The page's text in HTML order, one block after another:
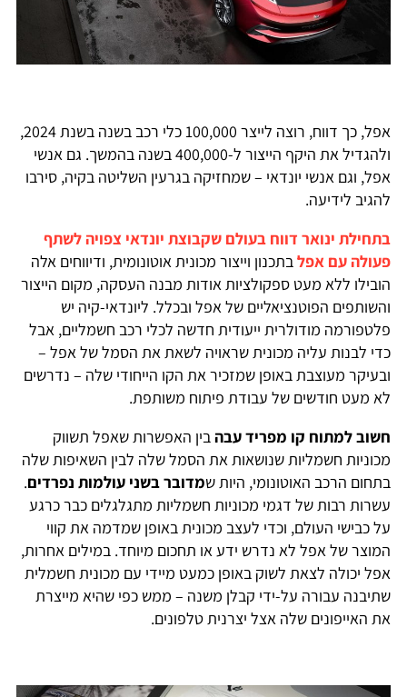
אפל, כך דווח, רוצה לייצר 100,000 כלי רכב בשנה בשנת 2024,
ולהגדיל את היקף הייצור ל-400,000 בשנה בהמשך. גם אנשי
אפל, וגם אנשי יונדאי – שמחזיקה בגרעין השליטה בקיה, סירבו
להגיב לידיעה.
בתחילת ינואר דווח בעולם שקבוצת יונדאי צפויה לשתף
פעולה עם אפלבתכנון וייצור מכונית אוטונומית, ודיווחים אלה
הובילו ללא מעט ספקולציות אודות מבנה העסקה, מקום הייצור
והשותפים הפוטנציאליים של אפל ובכלל. ליונדאי-קיה יש
פלטפורמה מודולרית ייעודית חדשה לכלי רכב חשמליים, אבל
כדי לבנות עליה מכונית שראויה לשאת את הסמל של אפל –
ובעיקר מעוצבת באופן שמזכיר את הקו הייחודי שלה – נדרשים
לא מעט חודשים של עבודת פיתוח משותפת.
חשוב למתוח קו מפריד עבהבין האפשרות שאפל תשווק
מכוניות חשמליות שנושאות את הסמל שלה לבין השאיפות שלה
בתחום הרכב האוטונומי, היות שמדובר בשני עולמות נפרדים.
עשרות רבות של דגמי מכוניות חשמליות מתגלגלים כבר כרגע
על כבישי העולם, וכדי לעצב מכונית באופן שמדמה את קווי
המוצר של אפל לא נדרש ידע או תחכום מיוחד. במילים אחרות,
אפל יכולה לצאת לשוק באופן כמעט מיידי עם מכונית חשמלית
שתיבנה עבורה על-ידי קבלן משנה – ממש כפי שהיא מייצרת
את האייפונים שלה אצל יצרנית טלפונים.